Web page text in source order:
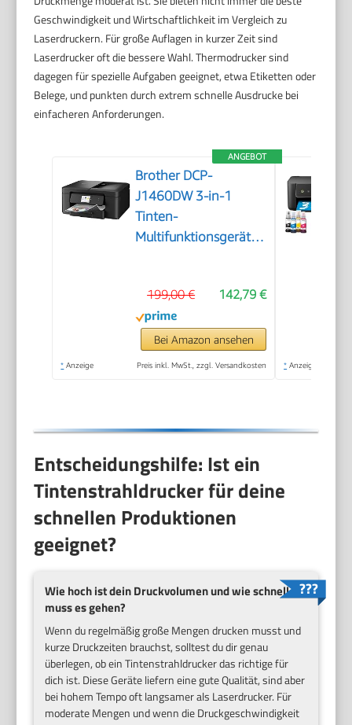
Geschwindigkeit und Wirtschaftlichkeit im Vergleich zu
Laserdruckern. Für große Auflagen in kurzer Zeit sind
Laserdrucker oft die bessere Wahl. Thermodrucker sind
dagegen für spezielle Aufgaben geeignet, etwa Etiketten oder
Belege, und punkten durch extrem schnelle Ausdrucke bei
einfacheren Anforderungen.
ANGEBOT
Brother DCP-
J1460DW 3-in-1
Tinten-
Multifunktionsgerät
142,79 €
199,00 €
Bei Amazon ansehen
* Anzeige Preis inkl. MwSt., zzgl. Versandkosten * Anzeige
Entscheidungshilfe: Ist ein
Tintenstrahldrucker für deine
schnellen Produktionen
geeignet?
Wie hoch ist dein Druckvolumen und wie schnell
muss es gehen?
Wenn du regelmäßig große Mengen drucken musst und
kurze Druckzeiten brauchst, solltest du dir genau
überlegen, ob ein Tintenstrahldrucker das richtige für
dich ist. Diese Geräte liefern eine gute Qualität, sind aber
bei hohem Tempo oft langsamer als Laserdrucker. Für
moderate Mengen und wenn die Druckgeschwindigkeit